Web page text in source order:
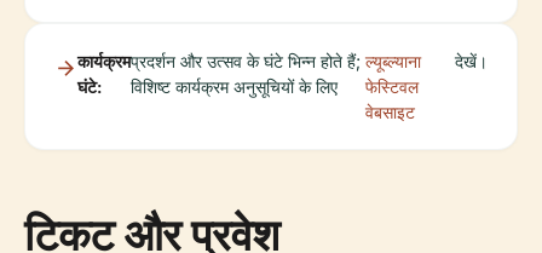
कार्यक्रम
घंटे:
प्रदर्शन और उत्सव के घंटे भिन्न होते हैं;
विशिष्ट कार्यक्रम अनुसूचियों के लिए
ल्यूब्ल्याना
फेस्टिवल
वेबसाइट
देखें।
टिकट और प्रवेश